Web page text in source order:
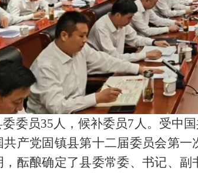
委员35人，候补委员7人。受中
产党固镇县第十二届委员会第
酝酿确定了县委常委、书记、